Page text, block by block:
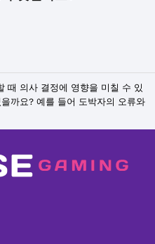
때 의사 결정에 영향을 미칠 수 있
까요? 예를 들어 도박자의 오류와